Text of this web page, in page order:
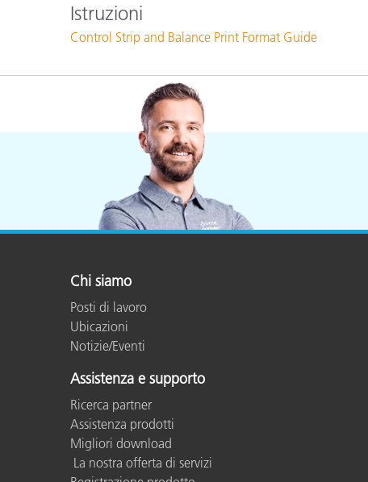
Istruzioni
Control Strip and Balance Print Format Guide
Chi siamo
Posti di lavoro
Ubicazioni
Notizie/Eventi
Assistenza e supporto
Ricerca partner
Assistenza prodotti
Migliori download
La nostra offerta di servizi